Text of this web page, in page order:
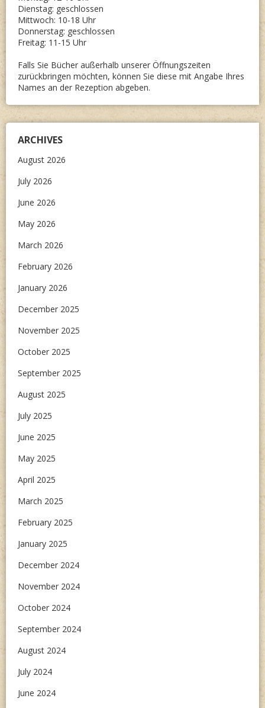
Dienstag: geschlossen
Mittwoch: 10-18 Uhr
Donnerstag: geschlossen
Freitag: 11-15 Uhr
Falls Sie Bücher außerhalb unserer Öffnungszeiten
zurückbringen möchten, können Sie diese mit Angabe Ihres
Names an der Rezeption abgeben.
ARCHIVES
August 2026
July 2026
June 2026
May 2026
March 2026
February 2026
January 2026
December 2025
November 2025
October 2025
September 2025
August 2025
July 2025
June 2025
May 2025
April 2025
March 2025
February 2025
January 2025
December 2024
November 2024
October 2024
September 2024
August 2024
July 2024
June 2024